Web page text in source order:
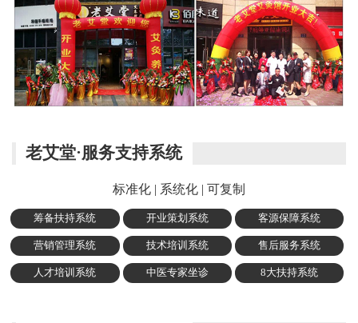
老艾堂·服务支持系统
标准化 | 系统化 | 可复制
筹备扶持系统 开业策划系统 客源保障系统
营销管理系统 技术培训系统 售后服务系统
人才培训系统 中医专家坐诊 8大扶持系统